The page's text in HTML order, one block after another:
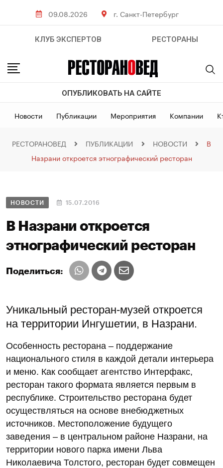
09.08.2026 г. Санкт-Петербург
КЛУБ ЭКСПЕРТОВ РЕСТОРАНЫ
ОПУБЛИКОВАТЬ НА САЙТЕ
Новости Публикации Мероприятия Компании
РЕСТОРАНОВЕД ПУБЛИКАЦИИ НОВОСТИ
В
Назрани откроется этнографический ресторан
НОВОСТИ 15.07.2016
В Назрани откроется
этнографический ресторан
Поделиться:
Уникальный ресторан-музей откроется
на территории Ингушетии, в Назрани.
Особенность ресторана – поддержание
национального стиля в каждой детали интерьера
и меню. Как сообщает агентство Интерфакс,
ресторан такого формата является первым в
республике. Строительство ресторана будет
осуществляться на основе внебюджетных
источников. Местоположение будущего
заведения – в центральном районе Назрани, на
территории нового парка имени Льва
Николаевича Толстого, ресторан будет совмещен